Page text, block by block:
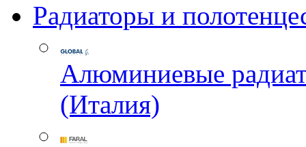
Радиаторы и
Алюминиевые
(Италия)